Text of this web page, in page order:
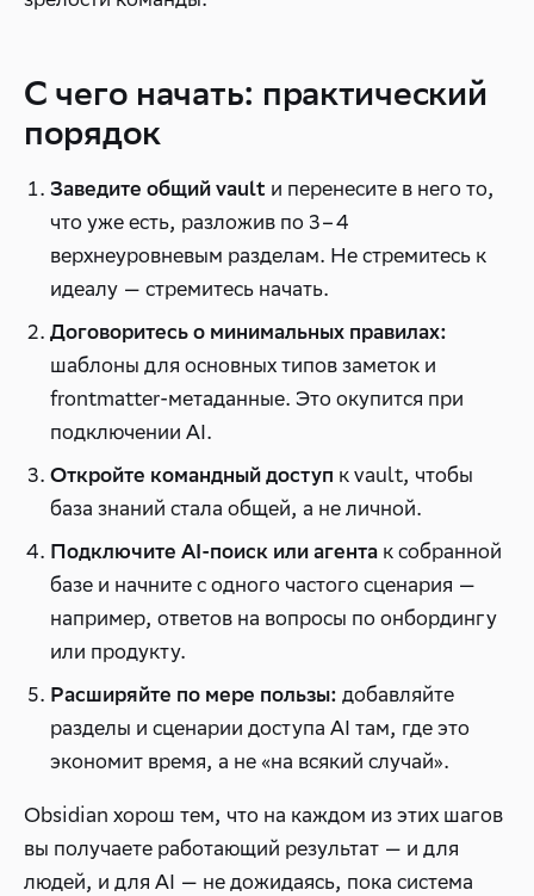
С чего начать: практический
порядок
Заведите общий vault и перенесите в него то,
что уже есть, разложив по 3–4
верхнеуровневым разделам. Не стремитесь к
идеалу — стремитесь начать.
Договоритесь о минимальных правилах:
шаблоны для основных типов заметок и
frontmatter-метаданные. Это окупится при
подключении AI.
Откройте командный доступ к vault, чтобы
база знаний стала общей, а не личной.
Подключите AI-поиск или агента к собранной
базе и начните с одного частого сценария —
например, ответов на вопросы по онбордингу
или продукту.
Расширяйте по мере пользы: добавляйте
разделы и сценарии доступа AI там, где это
экономит время, а не «на всякий случай».
Obsidian хорош тем, что на каждом из этих шагов
вы получаете работающий результат — и для
людей, и для AI — не дожидаясь, пока система